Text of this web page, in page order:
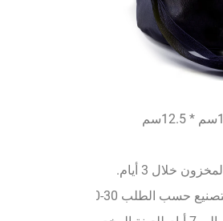
خلال 3 أيام.
حسب الطلب 30-50 يومًا.